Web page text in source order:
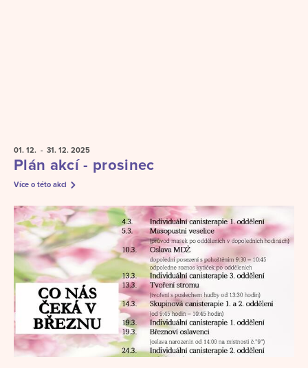
01. 12. - 31. 12. 2025
Plán akcí - prosinec
Více o této akci